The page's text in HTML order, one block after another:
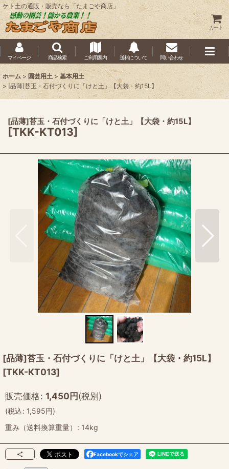
ケト土の通販・販売なら「たまごや商店」
カート
マイページ 商品検索 ご利用案内 送料について 問い合わせ
ホーム > 園芸用土 > 基本用土
> [品薄]苔玉・石付づくりに「けと土」【大袋・約15L】
[品薄]苔玉・石付づくりに「けと土」【大袋・約15L】
[TKK-KT013]
[品薄]苔玉・石付づくりに「けと土」【大袋・約15L】
[TKK-KT013]
販売価格: 1,450円(税別)
(税込: 1,595円)
重み（送料換算重量）
: 14kg
Facebookでシェア